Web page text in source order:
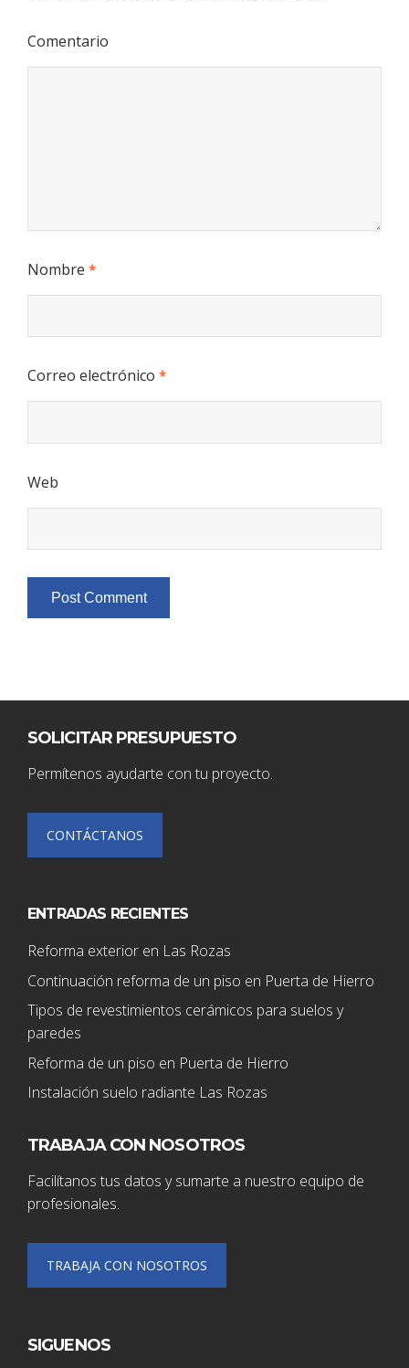
Comentario
Nombre *
Correo electrónico *
Web
SOLICITAR PRESUPUESTO
Permítenos ayudarte con tu proyecto.
CONTÁCTANOS
ENTRADAS RECIENTES
Reforma exterior en Las Rozas
Continuación reforma de un piso en Puerta de Hierro
Tipos de revestimientos cerámicos para suelos y
paredes
Reforma de un piso en Puerta de Hierro
Instalación suelo radiante Las Rozas
TRABAJA CON NOSOTROS
Facilítanos tus datos y sumarte a nuestro equipo de
profesionales.
TRABAJA CON NOSOTROS
SIGUENOS